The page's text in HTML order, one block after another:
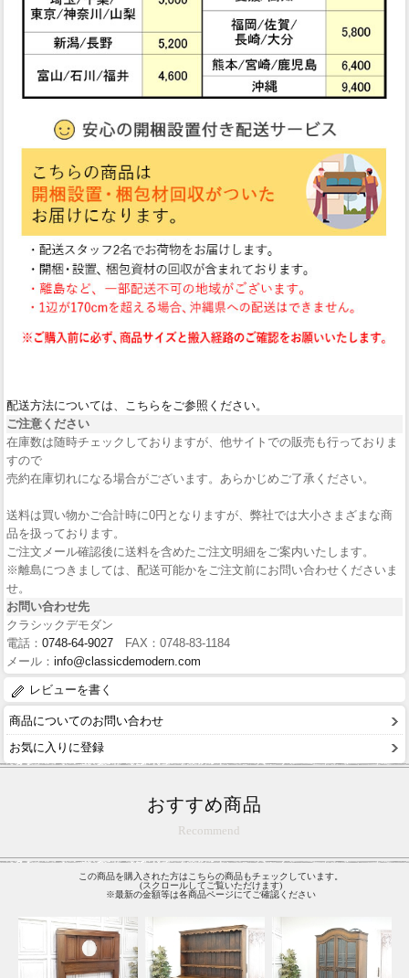
配送方法については、こちらをご参照ください。
ご注意ください
在庫数は随時チェックしておりますが、他サイトでの販売も行っておりま
すので
売約在庫切れになる場合がございます。あらかじめご了承ください。
送料は買い物かご合計時に0円となりますが、弊社では大小さまざまな商
品を扱っております。
ご注文メール確認後に送料を含めたご注文明細をご案内いたします。
※離島につきましては、配送可能かをご注文前にお問い合わせくださいま
せ。
お問い合わせ先
クラシックデモダン
電話： 0748-64-9027 FAX：0748-83-1184
メール： info@classicdemodern.com
レビューを書く
商品についてのお問い合わせ
お気に入りに登録
おすすめ商品
Recommend
この商品を購入された方はこちらの商品もチェックしています。
(スクロールしてご覧いただけます)
※最新の金額等は各商品ページにてご確認ください